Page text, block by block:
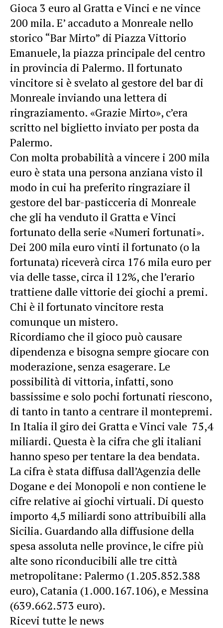
Gioca 3 euro al Gratta e Vinci e ne vince
200 mila. E’ accaduto a Monreale nello
storico “Bar Mirto” di Piazza Vittorio
Emanuele, la piazza principale del centro
in provincia di Palermo. Il fortunato
vincitore si è svelato al gestore del bar di
Monreale inviando una lettera di
ringraziamento. «Grazie Mirto», c’era
scritto nel biglietto inviato per posta da
Palermo.
Con molta probabilità a vincere i 200 mila
euro è stata una persona anziana visto il
modo in cui ha preferito ringraziare il
gestore del bar-pasticceria di Monreale
che gli ha venduto il Gratta e Vinci
fortunato della serie «Numeri fortunati».
Dei 200 mila euro vinti il fortunato (o la
fortunata) riceverà circa 176 mila euro per
via delle tasse, circa il 12%, che l’erario
trattiene dalle vittorie dei giochi a premi.
Chi è il fortunato vincitore resta
comunque un mistero.
Ricordiamo che il gioco può causare
dipendenza e bisogna sempre giocare con
moderazione, senza esagerare. Le
possibilità di vittoria, infatti, sono
bassissime e solo pochi fortunati riescono,
di tanto in tanto a centrare il montepremi.
In Italia il giro dei Gratta e Vinci vale 75,4
miliardi. Questa è la cifra che gli italiani
hanno speso per tentare la dea bendata.
La cifra è stata diffusa dall’Agenzia delle
Dogane e dei Monopoli e non contiene le
cifre relative ai giochi virtuali. Di questo
importo 4,5 miliardi sono attribuibili alla
Sicilia. Guardando alla diffusione della
spesa assoluta nelle province, le cifre più
alte sono riconducibili alle tre città
metropolitane: Palermo (1.205.852.388
euro), Catania (1.000.167.106), e Messina
(639.662.573 euro).
Ricevi tutte le news